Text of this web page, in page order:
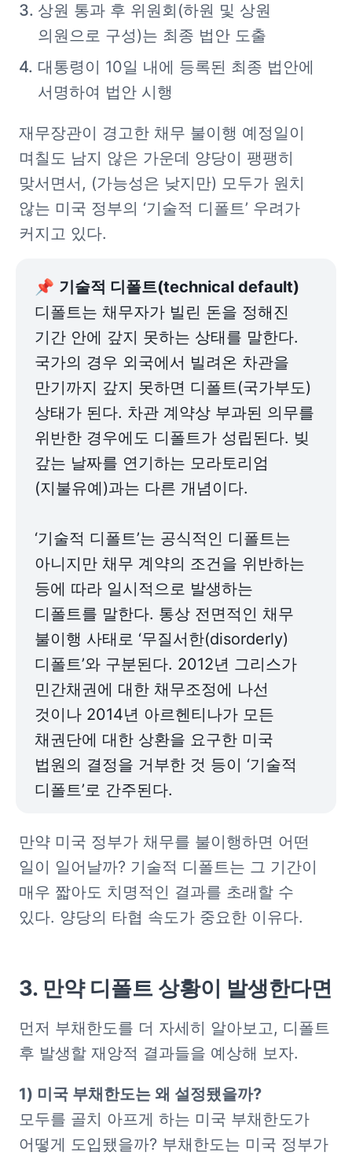
상원 통과 후 위원회(하원 및 상원
의원으로 구성)는 최종 법안 도출
대통령이 10일 내에 등록된 최종 법안에
서명하여 법안 시행
재무장관이 경고한 채무 불이행 예정일이
며칠도 남지 않은 가운데 양당이 팽팽히
맞서면서, (가능성은 낮지만) 모두가 원치
않는 미국 정부의 ‘기술적 디폴트’ 우려가
커지고 있다.
📌
디폴트는 채무자가 빌린 돈을 정해진
기간 안에 갚지 못하는 상태를 말한다.
국가의 경우 외국에서 빌려온 차관을
만기까지 갚지 못하면 디폴트(국가부도)
상태가 된다. 차관 계약상 부과된 의무를
위반한 경우에도 디폴트가 성립된다. 빚
갚는 날짜를 연기하는 모라토리엄
(지불유예)과는 다른 개념이다.
‘기술적 디폴트’는 공식적인 디폴트는
아니지만 채무 계약의 조건을 위반하는
등에 따라 일시적으로 발생하는
디폴트를 말한다. 통상 전면적인 채무
불이행 사태로 ‘무질서한(disorderly)
디폴트’와 구분된다. 2012년 그리스가
민간채권에 대한 채무조정에 나선
것이나 2014년 아르헨티나가 모든
채권단에 대한 상환을 요구한 미국
법원의 결정을 거부한 것 등이 ‘기술적
디폴트’로 간주된다.
만약 미국 정부가 채무를 불이행하면 어떤
일이 일어날까? 기술적 디폴트는 그 기간이
매우 짧아도 치명적인 결과를 초래할 수
있다. 양당의 타협 속도가 중요한 이유다.
3. 만약 디폴트 상황이 발생한다면
먼저 부채한도를 더 자세히 알아보고, 디폴트
후 발생할 재앙적 결과들을 예상해 보자.
모두를 골치 아프게 하는 미국 부채한도가
어떻게 도입됐을까? 부채한도는 미국 정부가